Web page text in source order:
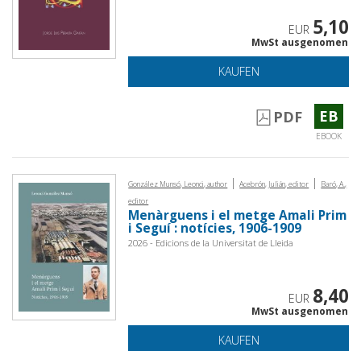
EUR 5,10
MwSt ausgenomen
KAUFEN
PDF EB
EBOOK
González Munsó, Leonci, author | Acebrón, Julián, editor |
Baró, A.,
editor
Menàrguens i el metge Amali Prim
i Seguí : notícies, 1906-1909
2026 - Edicions de la Universitat de Lleida
EUR 8,40
MwSt ausgenomen
KAUFEN